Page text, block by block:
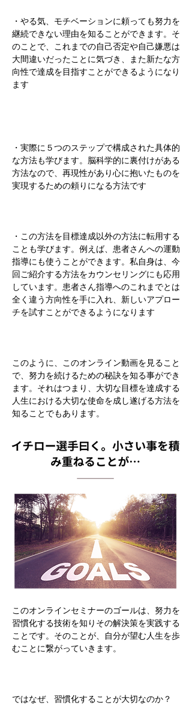
・やる気、モチベーションに頼っても努力を
継続できない理由を知ることができます。そ
のことで、これまでの自己否定や自己嫌悪は
大間違いだったことに気づき、また新たな方
向性で達成を目指すことができるようになり
ます
・実際に５つのステップで構成された具体的
な方法も学びます。脳科学的に裏付けがある
方法なので、再現性があり心に抱いたものを
実現するための頼りになる方法です
・この方法を目標達成以外の方法に転用する
ことも学びます。例えば、患者さんへの運動
指導にも使うことができます。私自身は、今
回ご紹介する方法をカウンセリングにも応用
しています。患者さん指導へのこれまでとは
全く違う方向性を手に入れ、新しいアプロー
チを試すことができるようになります
このように、このオンライン動画を見ること
で、努力を続けるための秘訣を知る事ができ
ます。それはつまり、大切な目標を達成する
人生における大切な使命を成し遂げる方法を
知ることでもあります。
このオンラインセミナーのゴールは、努力を
習慣化する技術を知りその解決策を実践する
ことです。そのことが、自分が望む人生を歩
むことに繋がっていきます。
ではなぜ、習慣化することが大切なのか？